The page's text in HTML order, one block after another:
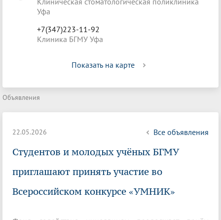
Уфа
+7(347)223-11-92
Клиника БГМУ Уфа
Показать на карте
Объявления
22.05.2026 Все объявления
Студентов и молодых учёных БГМУ
приглашают принять участие во
Всероссийском конкурсе «УМНИК»